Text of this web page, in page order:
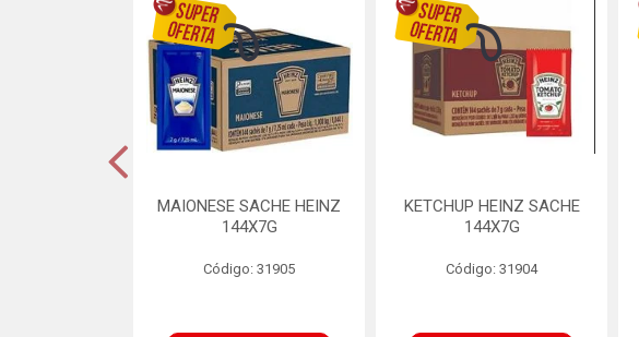
MAIONESE SACHE HEINZ
144X7G
Código: 31905
KETCHUP HEINZ SACHE
144X7G
Código: 31904